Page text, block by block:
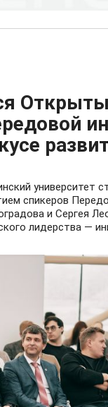
университет
спикеров
и Сергея
лидерства —